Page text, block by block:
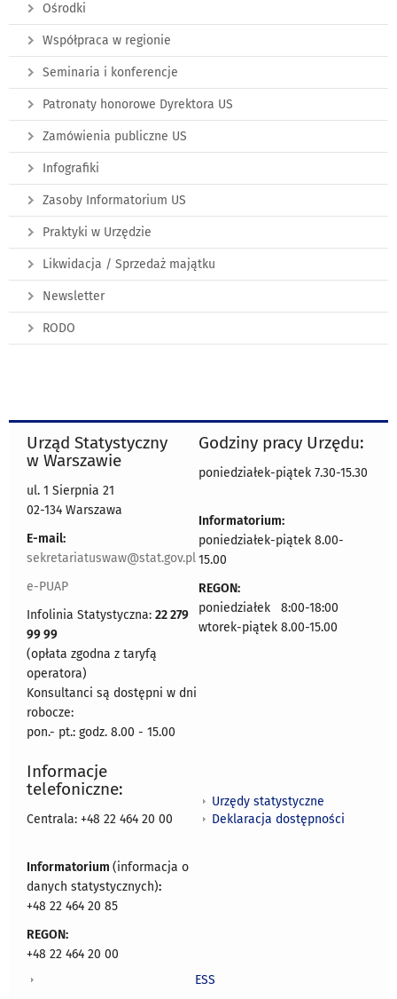
Ośrodki
Współpraca w regionie
Seminaria i konferencje
Patronaty honorowe Dyrektora US
Zamówienia publiczne US
Infografiki
Zasoby Informatorium US
Praktyki w Urzędzie
Likwidacja / Sprzedaż majątku
Newsletter
RODO
Urząd Statystyczny
w Warszawie
ul. 1 Sierpnia 21
02-134 Warszawa
E-mail:
sekretariatuswaw@stat.gov.pl
e-PUAP
Infolinia Statystyczna: 22 279
99 99
(opłata zgodna z taryfą
operatora)
Konsultanci są dostępni w dni
robocze:
pon.- pt.: godz. 8.00 - 15.00
Godziny pracy Urzędu:
poniedziałek-piątek 7.30-15.30
Informatorium:
poniedziałek-piątek 8.00-
15.00
REGON:
poniedziałek 8:00-18:00
wtorek-piątek 8.00-15.00
Informacje
telefoniczne:
Centrala: +48 22 464 20 00
Informatorium (informacja o
danych statystycznych):
+48 22 464 20 85
REGON:
+48 22 464 20 00
Urzędy statystyczne
Deklaracja dostępności
ESS